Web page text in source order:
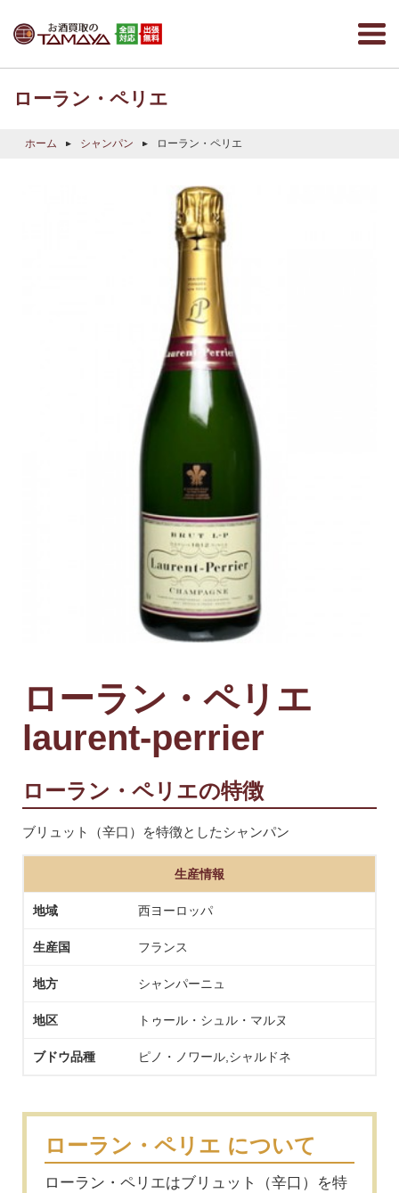
ローラン・ペリエ
ホーム シャンパン ローラン・ペリエ
ローラン・ペリエ
laurent-perrier
ローラン・ペリエの特徴
ブリュット（辛口）を特徴としたシャンパン
生産情報
地域 西ヨーロッパ
生産国 フランス
地方 シャンパーニュ
地区 トゥール・シュル・マルヌ
ブドウ品種 ピノ・ノワール,シャルドネ
ローラン・ペリエ について
ローラン・ペリエはブリュット（辛口）を特